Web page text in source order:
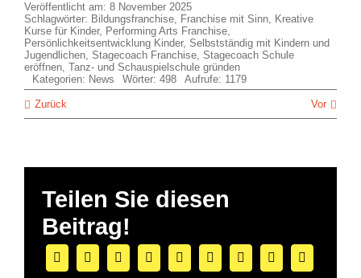
Veröffentlicht am: 8 November 2025
Schlagwörter: Bildungsfranchise, Franchise mit Sinn, Kreative
Kurse für Kinder, Performing Arts Franchise,
Persönlichkeitsentwicklung Kinder, Selbstständig mit Kindern und
Jugendlichen, Stagecoach Franchise, Stagecoach Schule
eröffnen, Tanz- und Schauspielschule gründen
Kategorien: News Wörter: 498 Aufrufe: 1179
Zurück Vor
Teilen Sie diesen
Beitrag!